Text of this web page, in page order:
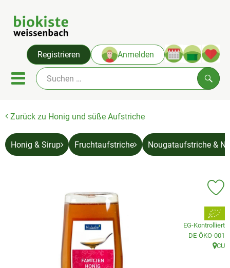
Registrieren Anmelden
Mobiles Menu öffnen oder
Angebote & Neues
Themenwelten
Veggie & Vegan
Zurück zu Honig und süße Aufstriche
Honig & Sirup Fruchtaufstriche Nougataufstriche &
, Verband:
EG-Kontrolliert
, Kontrollstelle:
DE-ÖKO-001
,
CU